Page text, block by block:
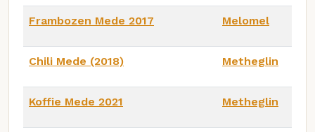
Frambozen Mede 2017 Melomel
Chili Mede (2018) Metheglin
Koffie Mede 2021 Metheglin